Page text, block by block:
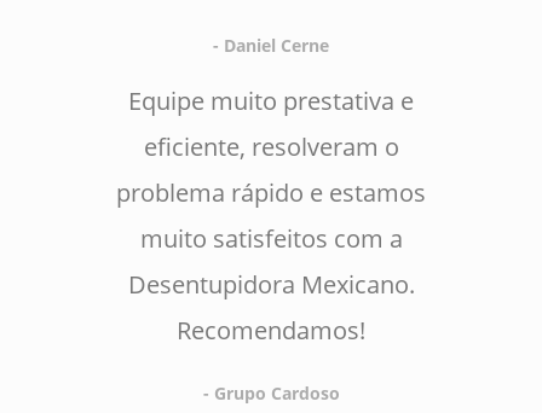
- Daniel Cerne
Equipe muito prestativa e
eficiente, resolveram o
problema rápido e estamos
muito satisfeitos com a
Desentupidora Mexicano.
Recomendamos!
- Grupo Cardoso